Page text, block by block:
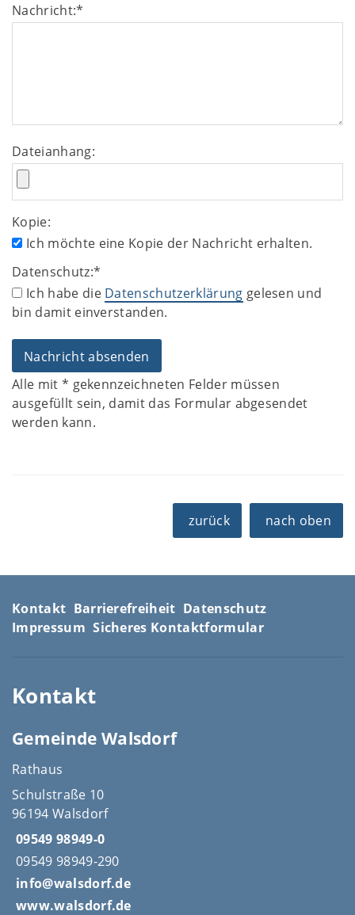
Nachricht:*
Dateianhang:
Kopie:
Ich möchte eine Kopie der Nachricht erhalten.
Datenschutz:*
Ich habe die Datenschutzerklärung gelesen und
bin damit einverstanden.
Alle mit * gekennzeichneten Felder müssen
ausgefüllt sein, damit das Formular abgesendet
werden kann.
zurück nach oben
Kontakt Barrierefreiheit Datenschutz
Impressum Sicheres Kontaktformular
Kontakt
Gemeinde Walsdorf
Rathaus
Schulstraße 10
96194 Walsdorf
09549 98949-0
09549 98949-290
info@walsdorf.de
www.walsdorf.de